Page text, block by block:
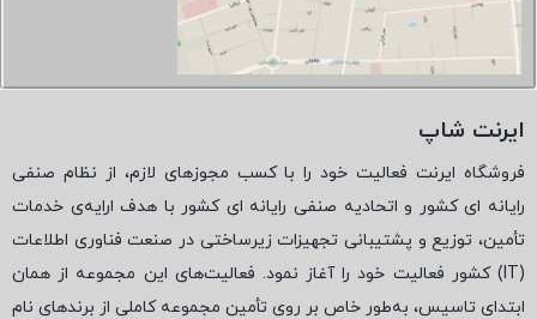
ایرنت شاپ
فروشگاه ایرنت فعالیت خود را با کسب مجوزهای لازم، از نظام صنفی
رایانه ای کشور و اتحادیه صنفی رایانه ای کشور با هدف ارایه‌ی خدمات
تأمین، توزیع و پشتیبانی تجهیزات زیرساختی در صنعت فناوری اطلاعات
(
IT) کشور فعالیت خود را آغاز نمود. فعالیت‌های این مجموعه از همان
ابتدای تاسیس، به‌طور خاص بر روی تأمین مجموعه کاملی از برندهای نام